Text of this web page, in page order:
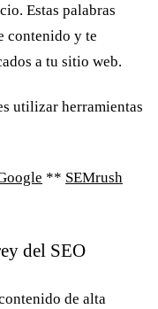
Estas palabras
contenido y te
a tu sitio web.
utilizar herramientas
** SEMrush
del SEO
de alta